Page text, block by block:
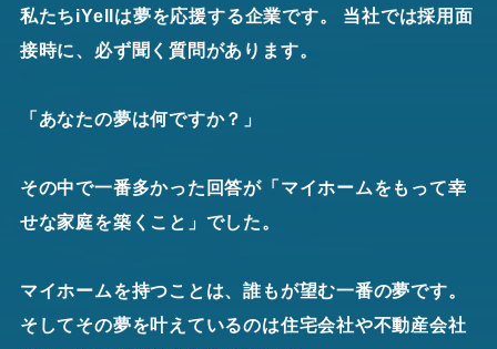
私たちiYellは夢を応援する企業です。 当社では採用面
接時に、必ず聞く質問があります。
「あなたの夢は何ですか？」
その中で一番多かった回答が「マイホームをもって幸
せな家庭を築くこと」でした。
マイホームを持つことは、誰もが望む一番の夢です。
そしてその夢を叶えているのは住宅会社や不動産会社